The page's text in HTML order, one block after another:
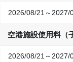
2026/08/21～2027/
空港施設使用料（
2026/08/21～2027/